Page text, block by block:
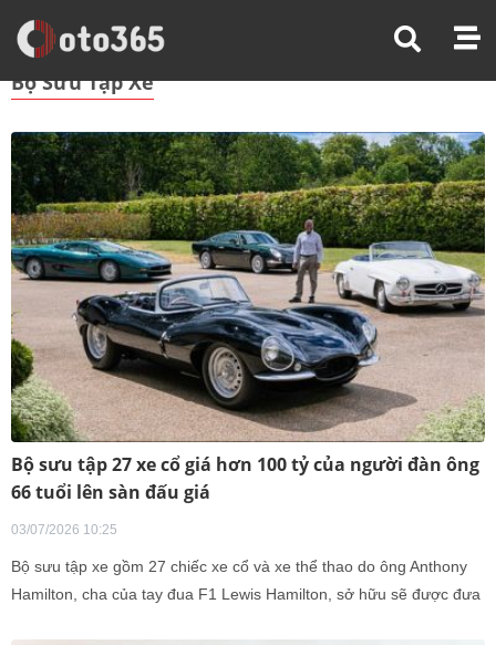
Trang Chủ Bộ Sưu Tập Xe
Bộ Sưu Tập Xe
Bộ sưu tập 27 xe cổ giá hơn 100 tỷ của người đàn ông
66 tuổi lên sàn đấu giá
03/07/2026 10:25
Bộ sưu tập xe gồm 27 chiếc xe cổ và xe thể thao do ông Anthony
Hamilton, cha của tay đua F1 Lewis Hamilton, sở hữu sẽ được đưa